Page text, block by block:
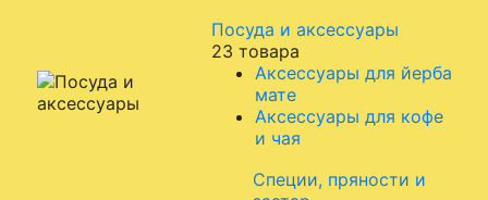
Посуда и аксессуары
23 товара
Аксессуары для йерба
мате
Аксессуары для кофе
и чая
Специи, пряности и